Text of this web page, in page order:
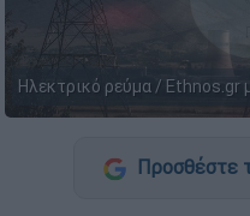
Ηλεκτρικό ρεύμα /
Προσθέστε